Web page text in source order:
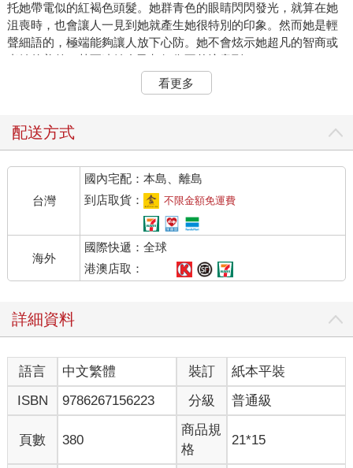
托她帶電似的紅褐色頭髮。她群青色的眼睛閃閃發光，就算在她
沮喪時，也會讓人一見到她就產生她很特別的印象。然而她是輕
聲細語的，極端能夠讓人放下心防。她不會炫示她超凡的智商或
者她的美貌，甚至連她自己都好像不曾注意到。
但那雙藍色的眼睛，立刻就注意到了每件事，就像攝影一般。她
第一次走進我辦公室時，她說：「喔，多麼好啊。妳是從海地得
的地方！」
像，我確實是在太子港（Port-au-Prince）買下的，而它放在跟我
辦公室門平行的一個架子上。她進來的時候並沒有往那個方向回
頭一瞥，所以她肯定是在百萬分之一秒內捕捉到並且處理過那個
「非常有觀察力。」我說道，隨後她對我露出一個微笑，如此閃
亮動人又溫暖，就在那最無遮掩的時刻，她終生的憂鬱裂開一條
縫，從她周遭的空氣中消失，就好像那不過是個泡泡而已。她瞬
間的微笑讓我眨了眨眼睛，而我在那一刻，即使在第一次診療開
一切，讓這道特別的光不至於熄滅。
在短時間內，茱莉雅可以很有娛樂性又很詳盡地談論電影、音
樂、多文化心理學、非洲政治、文學批評理論、還有許許多多其
他主題。她對細節的記憶無可置疑，還很有說故事的天賦。在她
講述資訊或者一則故事的時候，她自己加入其中的知性魅力，讓
她的聲音有股高預算紀錄片旁白那種冷靜與經過專業調節的性質
―像是介紹某種特別神奇的瀕危物種，例如以西藏雪豹為主題的
片子。她講了幾句有巧妙語氣轉折的句子，然後頓了一下，幾乎
就好像她正在聆聽―並且期待你也在聽―彷彿腳掌在雪結成的硬
看更多
配送方式
台灣
國內宅配：本島、離島
到店取貨：
不限金額免運費
海外
國際快遞：全球
港澳店取：
詳細資料
語言 中文繁體 裝訂
紙本平裝
ISBN
9786267156223 分級 普通級
頁數 380
商品規
格
21*15